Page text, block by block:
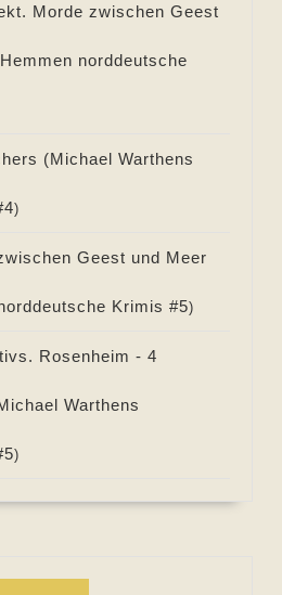
Morde zwischen Geest
norddeutsche
(Michael Warthens
4)
Geest und Meer
Krimis #5)
Rosenheim - 4
Warthens
5)